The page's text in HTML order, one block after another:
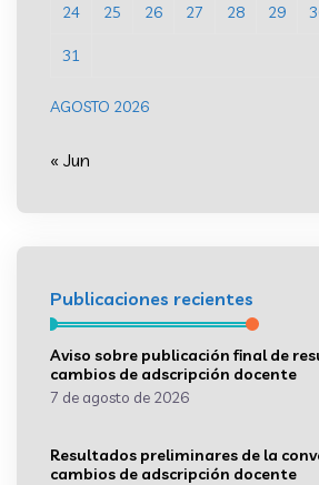
AGOSTO 2026
24 25 26 27 28 29
31
« Jun
Publicaciones recientes
Aviso sobre publicación final de
cambios de adscripción docente
7 de agosto de 2026
Resultados preliminares de la
cambios de adscripción docente